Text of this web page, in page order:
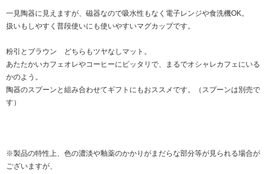
一見陶器に見えますが、磁器なので吸水性もなく電子レンジや食洗機OK。
扱いもしやすく普段使いにも使いやすいマグカップです。
粉引とブラウン どちらもツヤなしマット。
あたたかいカフェオレやコーヒーにピッタリで、まるでオシャレカフェにいる
かのよう。
陶器のスプーンと組み合わせてギフトにもおススメです。（スプーンは別売で
す）
※製品の特性上、色の濃淡や釉薬のかかりがまだらな部分等が見られる場合が
ございますが、